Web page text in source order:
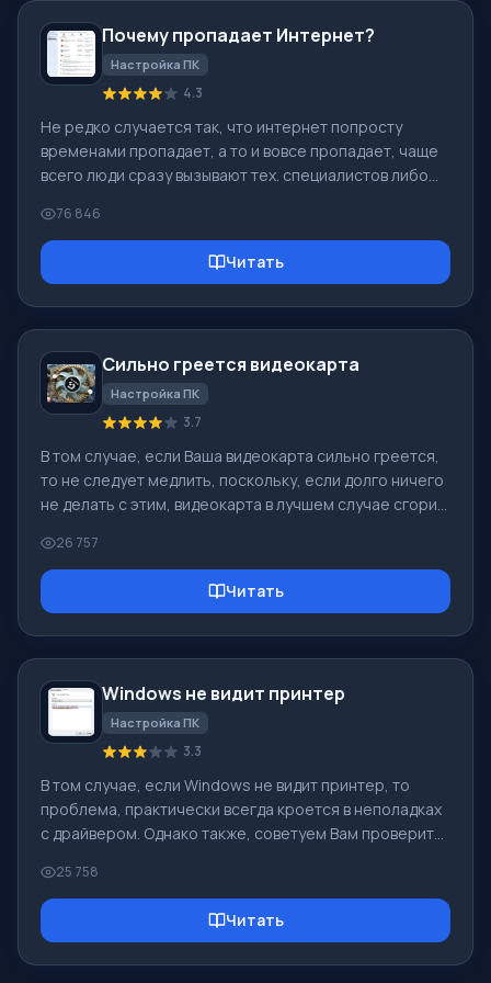
Почему пропадает Интернет?
Настройка ПК
4.3
Не редко случается так, что интернет попросту
временами пропадает, а то и вовсе пропадает, чаще
всего люди сразу вызывают тех. специалистов либо
провайдера, однако часто проблема заключается в
какой-либо мелочи, которую можно решить без
проблем самостоятельно! Во первых: следует
подключается и Windows сообщает о том, что все
отлично, одна
76 846
Читать
Сильно греется видеокарта
Настройка ПК
3.7
В том случае, если Ваша видеокарта сильно греется,
то не следует медлить, поскольку, если долго ничего
не делать с этим, видеокарта в лучшем случае сгорит,
загорается синим пламенем, причиняя вред всему
компьютеру. Перегрев - это очень опасно, помните
это! Почему у Вас вообще греется видеокарта? Чаще
лучше, установить
26 757
Читать
Windows не видит принтер
Настройка ПК
3.3
В том случае, если Windows не видит принтер, то
проблема, практически всегда кроется в неполадках
с драйвером. Однако также, советуем Вам проверить
компьютером, а также исправность самого принтера.
В том случае, если соединения установлены и
принтер работает - следует установить/
25 758
Читать